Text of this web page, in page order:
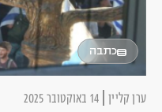
כתבה
ערן קליין 14 באוקטובר 2025